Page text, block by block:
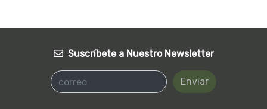
Suscríbete a Nuestro Newsletter
Enviar